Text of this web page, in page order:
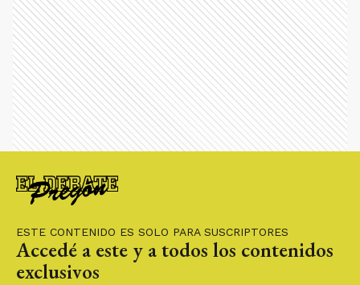
ESTE CONTENIDO ES SOLO PARA SUSCRIPTORES
Accedé a este y a todos los contenidos
exclusivos